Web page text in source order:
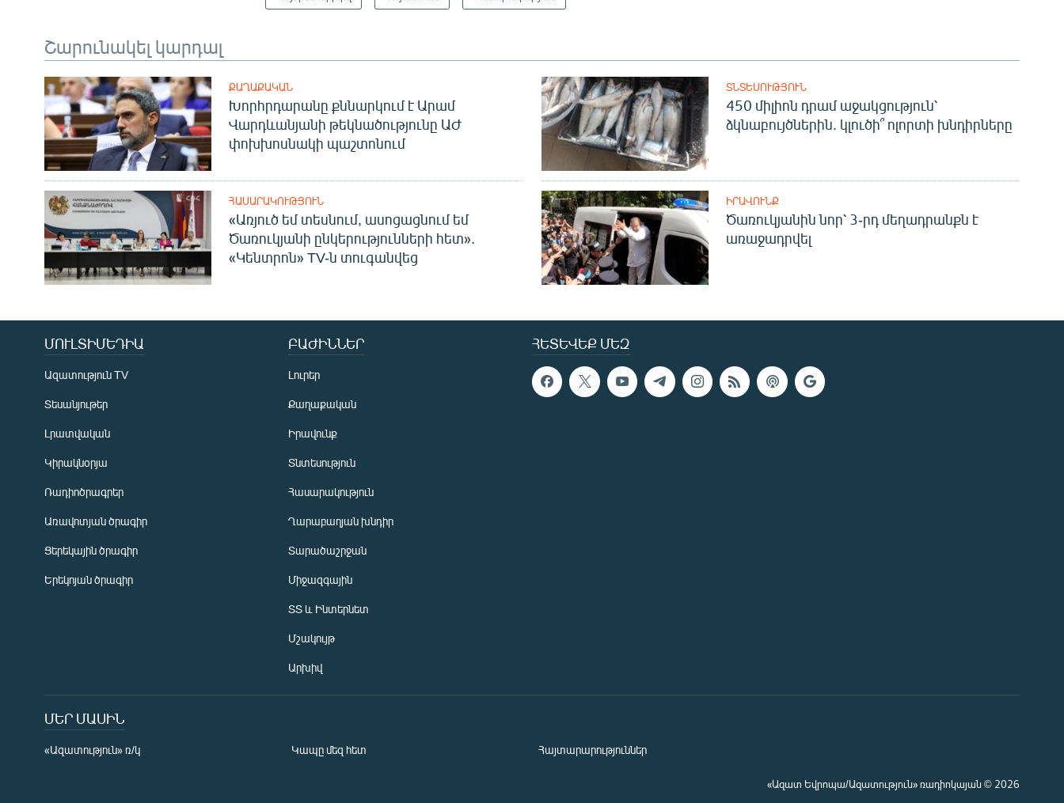
Շարունակել կարդալ
ՔԱՂԱՔԱԿԱՆ
Խորհրդարանը քննարկում է Արամ
Վարդևանյանի թեկնածությունը ԱԺ
փոխխոսնակի պաշտոնում
ՏՆՏԵՍՈՒԹՅՈՒՆ
450 միլիոն դրամ աջակցություն՝
ձկնաբույծներին. կլուծի՞ ոլորտի խնդիրները
ՀԱՍԱՐԱԿՈՒԹՅՈՒՆ
«Առյուծ եմ տեսնում, ասոցացնում եմ
Ծառուկյանի ընկերությունների հետ».
«Կենտրոն» TV-ն տուգանվեց
ԻՐԱՎՈՒՆՔ
Ծառուկյանին նոր՝ 3-րդ մեղադրանքն է
առաջադրվել
ՀԵՏԵՎԵՔ ՄԵԶ
ՄՈՒԼՏԻՄԵԴԻԱ
Ազատություն TV
Տեսանյութեր
Լրատվական
Կիրակնօրյա
Ռադիոծրագրեր
Առավոտյան ծրագիր
Ցերեկային ծրագիր
Երեկոյան ծրագիր
ԲԱԺԻՆՆԵՐ
Լուրեր
Քաղաքական
Իրավունք
Տնտեսություն
Հասարակություն
Ղարաբաղյան խնդիր
Տարածաշրջան
Միջազգային
ՏՏ և Ինտերնետ
Մշակույթ
Արխիվ
ՄԵՐ ՄԱՍԻՆ
«Ազատություն» ռ/կ Կապը մեզ հետ Հայտարարություններ
«Ազատ Եվրոպա/Ազատություն» ռադիոկայան © 2026